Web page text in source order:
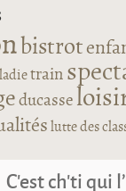
bistrot
train
ducasse
lutte des
C’est ch’ti qui